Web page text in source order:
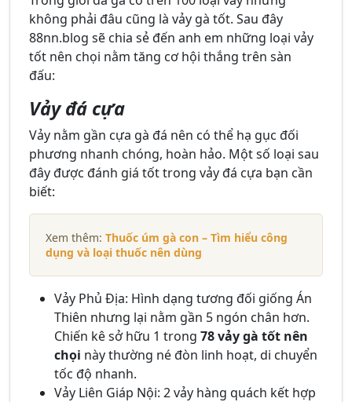
không phải đâu cũng là vảy gà tốt. Sau đây
88nn.blog sẽ chia sẻ đến anh em những loại vảy
tốt nên chọi nằm tăng cơ hội thắng trên sàn
đấu:
Vảy đá cựa
Vảy nằm gần cựa gà đá nên có thể hạ gục đối
phương nhanh chóng, hoàn hảo. Một số loại sau
đây được đánh giá tốt trong vảy đá cựa bạn cần
biết:
Xem thêm: Thuốc úm gà con – Tìm hiểu công
dụng và loại thuốc nên dùng
Vảy Phủ Địa: Hình dạng tương đối giống Án
Thiên nhưng lại nằm gần 5 ngón chân hơn.
Chiến kê sở hữu 1 trong 78 vảy gà tốt nên
chọi này thường né đòn linh hoạt, di chuyển
tốc độ nhanh.
Vảy Liên Giáp Nội: 2 vảy hàng quách kết hợp